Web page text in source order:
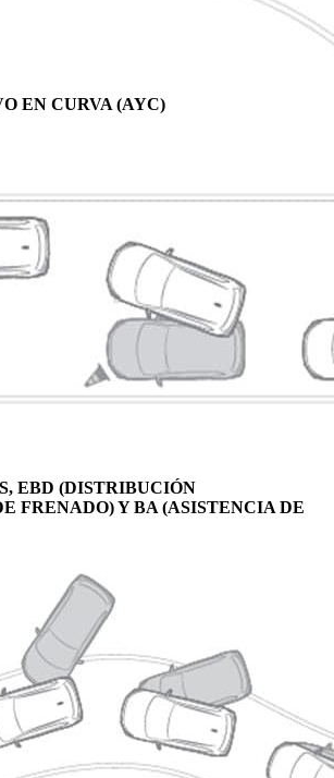
EN CURVA (AYC)
EBD (DISTRIBUCIÓN
FRENADO) Y BA (ASISTENCIA DE